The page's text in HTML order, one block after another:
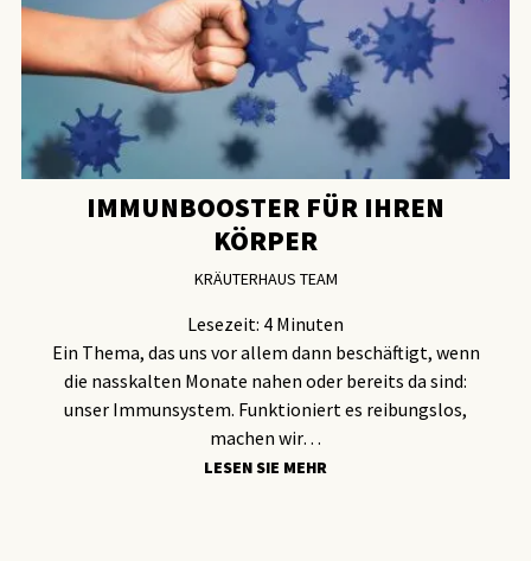
IMMUNBOOSTER FÜR IHREN
KÖRPER
KRÄUTERHAUS TEAM
Lesezeit: 4 Minuten
Ein Thema, das uns vor allem dann beschäftigt, wenn
die nasskalten Monate nahen oder bereits da sind:
unser Immunsystem. Funktioniert es reibungslos,
machen wir…
LESEN SIE MEHR